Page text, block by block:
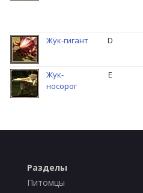
Жук-гигант D
Жук-
носорог
E
Разделы
Питомцы